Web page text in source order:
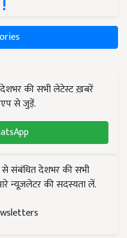
की सभी लेटेस्ट ख़बरें
से जुड़ें.
संबंधित देशभर की सभी
न्यूज़लेटर की सदस्यता लें.